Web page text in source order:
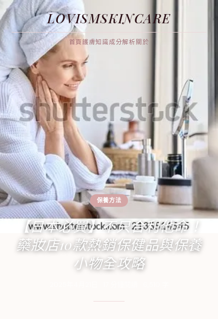
LOVISMSKINCARE
首頁護膚知識成分解析關於
保養方法
【日本必買】不只合利他命！
藥妝店10款熱銷保健品與保養
小物全攻略